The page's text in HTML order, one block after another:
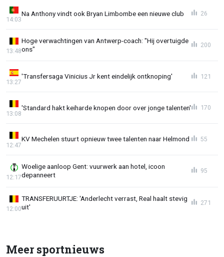
Na Anthony vindt ook Bryan Limbombe een nieuwe club
14:03
26
Hoge verwachtingen van Antwerp-coach: "Hij overtuigde
ons"
13:48
200
'Transfersaga Vinicius Jr kent eindelijk ontknoping'
13:27
121
'Standard hakt keiharde knopen door over jonge talenten'
13:08
170
KV Mechelen stuurt opnieuw twee talenten naar Helmond
12:47
55
Woelige aanloop Gent: vuurwerk aan hotel, icoon
depanneert
12:17
95
TRANSFERUURTJE: 'Anderlecht verrast, Real haalt stevig
uit'
12:00
271
Meer sportnieuws